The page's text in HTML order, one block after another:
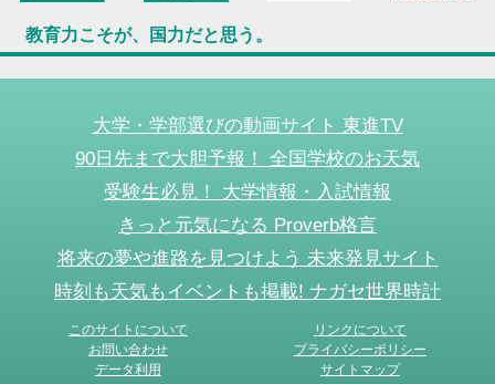
教育力こそが、国力だと思う。
大学・学部選びの動画サイト 東進TV
90日先まで大胆予報！ 全国学校のお天気
受験生必見！ 大学情報・入試情報
きっと元気になる Proverb格言
将来の夢や進路を見つけよう 未来発見サイト
時刻も天気もイベントも掲載! ナガセ世界時計
このサイトについて
リンクについて
お問い合わせ
プライバシーポリシー
データ利用
サイトマップ